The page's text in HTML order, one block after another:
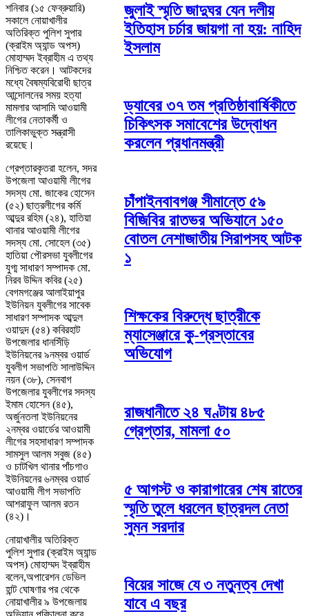
শনিবার (১৫ ফেব্রুয়ারি)
সকালে নোয়াখালীর
অতিরিক্ত পুলিশ সুপার
(ক্রাইম অ্যান্ড অপস)
মোহাম্মদ ইব্রাহীম এ তথ্য
নিশ্চিত করেন। আটকদের
মধ্যে বৈষম্যবিরোধী ছাত্র
আন্দোলনের সময় হত্যা
মামলার আসামি আওয়ামী
লীগের নেতাকর্মী ও
তালিকাভুক্ত সন্ত্রাসী
রয়েছে।
গ্রেপ্তারকৃতরা হলেন, সদর
উপজেলা আওয়ামী লীগের
সদস্য মো. জাকের হোসেন
(৫২) ছাত্রলীগের কর্মি
আব্দুর রহিম (২৪), হাতিয়া
থানার আওয়ামী লীগের
সদস্য মো. সোহেল (৩৫)
হাতিয়া পৌরসভা যুবলীগের
যুগ্ম সাধারণ সম্পাদক মো.
নিরব উদ্দিন কবির (২৫)
বেগমগঞ্জের আলাইয়াপুর
ইউনিয়ন যুবলীগের সাবেক
সাধারণ সম্পাদক আব্দুল
ওয়াদুদ (৫৪) কবিরহাট
উপজেলার ধানসিঁড়ি
ইউনিয়নের ৯নম্বর ওয়ার্ড
যুবলীগ সভাপতি সালাউদ্দিন
নয়ন (৩৮), সেনবাগ
উপজেলার যুবলীগের সদস্য
ইমাম হোসেন (৪৫),
অর্জুনতলা ইউনিয়নের
২নম্বর ওয়ার্ডের আওয়ামী
লীগের সহসাধারণ সম্পাদক
সামসুল আলম সবুজ (৪৫)
ও চাটখিল থানার পাঁচগাও
ইউনিয়নের ৬নম্বর ওয়ার্ড
আওয়ামী লীগ সভাপতি
আশরাফুল আলম রতন
(৪২)।
নোয়াখালীর অতিরিক্ত
পুলিশ সুপার (ক্রাইম অ্যান্ড
অপস) মোহাম্মদ ইব্রাহীম
বলেন,অপারেশন ডেভিল
হান্ট ঘোষণার পর থেকে
নোয়াখালীর ৯ উপজেলায়
জুলাই স্মৃতি জাদুঘর যেন দলীয়
ইতিহাস চর্চার জায়গা না হয়: নাহিদ
ইসলাম
ড্যাবের ৩৭ তম প্রতিষ্ঠাবার্ষিকীতে
চিকিৎসক সমাবেশের উদ্বোধন
করলেন প্রধানমন্ত্রী
চাঁপাইনবাবগঞ্জ সীমান্তে ৫৯
বিজিবির রাতভর অভিযানে ১৫০
বোতল নেশাজাতীয় সিরাপসহ আটক
১
শিক্ষকের বিরুদ্ধে ছাত্রীকে
ম্যাসেঞ্জারে কু-প্রস্তাবের
অভিযোগ
রাজধানীতে ২৪ ঘণ্টায় ৪৮৫
গ্রেপ্তার, মামলা ৫০
৫ আগস্ট ও কারাগারের শেষ রাতের
স্মৃতি তুলে ধরলেন ছাত্রদল নেতা
সুমন সরদার
বিয়ের সাজে যে ৩ নতুনত্ব দেখা
যাবে এ বছর